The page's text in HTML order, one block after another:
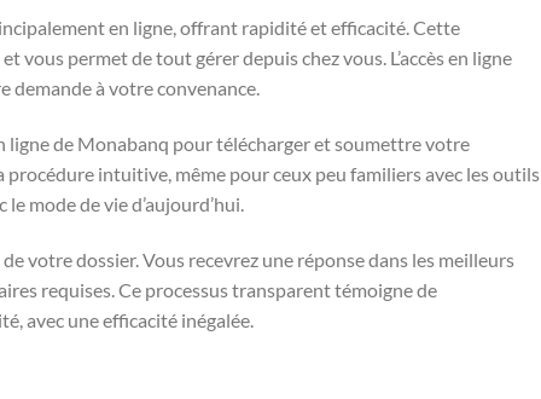
en ligne, offrant rapidité et efficacité. Cette
vous permet de tout gérer depuis chez vous. L’accès en ligne
demande à votre convenance.
ligne de Monabanq pour télécharger et soumettre votre
intuitive, même pour ceux peu familiers avec les outils
mode de vie d’aujourd’hui.
votre dossier. Vous recevrez une réponse dans les meilleurs
requises. Ce processus transparent témoigne de
avec une efficacité inégalée.